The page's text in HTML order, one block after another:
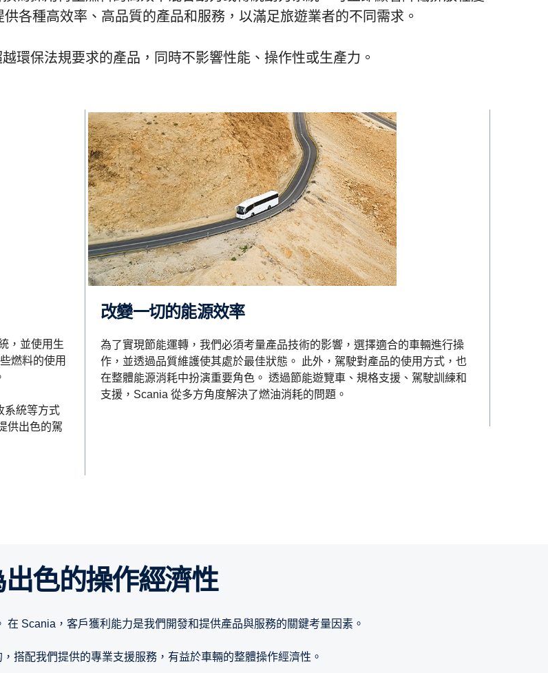
各種高效率、高品質的產品和服務，以滿足旅遊業者的不同需求。
環保法規要求的產品，同時不影響性能、操作性或生產力。
，並使用生
燃料的使用
系統等方式
供出色的駕
改變一切的能源效率
為了實現節能運轉，我們必須考量產品技術的影響，選擇適合的車輛進行操
作，並透過品質維護使其處於最佳狀態。 此外，駕駛對產品的使用方式，也
在整體能源消耗中扮演重要角色。 透過節能遊覽車、規格支援、駕駛訓練和
支援，Scania 從多方角度解決了燃油消耗的問題。
出色的操作經濟性
在 Scania，客戶獲利能力是我們開發和提供產品與服務的關鍵考量因素。
搭配我們提供的專業支援服務，有益於車輛的整體操作經濟性。